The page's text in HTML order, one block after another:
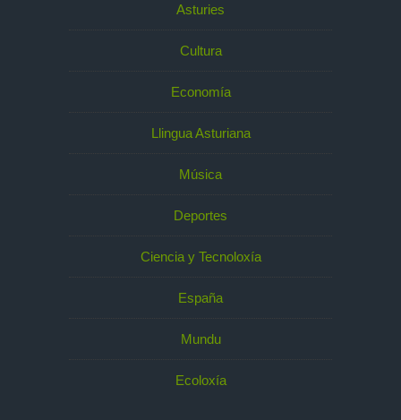
Asturies
Cultura
Economía
Llingua Asturiana
Música
Deportes
Ciencia y Tecnoloxía
España
Mundu
Ecoloxía